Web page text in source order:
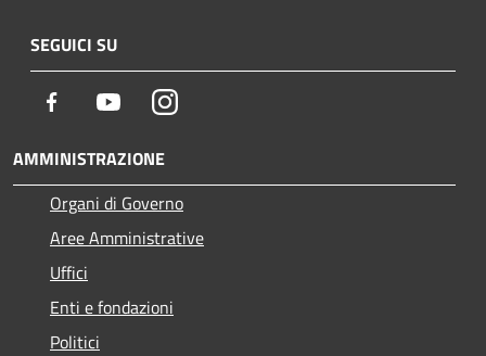
SEGUICI SU
Facebook YoutubeInstagram
AMMINISTRAZIONE
Organi di Governo
Aree Amministrative
Uffici
Enti e fondazioni
Politici